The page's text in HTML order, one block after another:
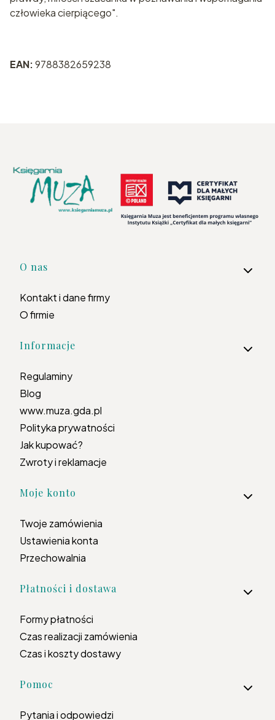
człowieka cierpiącego".
EAN:9788382659238
Linki w stopce
O nas
Kontakt i dane firmy
O firmie
Informacje
Regulaminy
Blog
www.muza.gda.pl
Polityka prywatności
Jak kupować?
Zwroty i reklamacje
Moje konto
Twoje zamówienia
Ustawienia konta
Przechowalnia
Płatności i dostawa
Formy płatności
Czas realizacji zamówienia
Czas i koszty dostawy
Pomoc
Pytania i odpowiedzi